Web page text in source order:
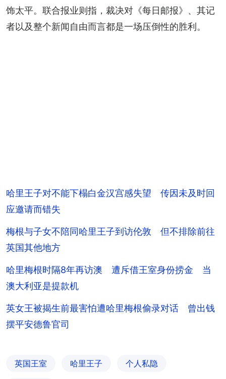
饰太平。联合报业则指，裁决对《每日邮报》、其记
者以及整个新闻自由而言都是一场压倒性的胜利。
哈里王子对不能下榻白金汉宫感失望 传因未及时回
应邀请而错失
梅根与子女不陪同哈里王子到访伦敦 但不排除前往
英国其他地方
哈里梅根时隔8年再访澳 遭斥借王室身份捞金 当
澳大利亚是提款机
英女王被揭生前最害怕遭哈里梅根偷录对话 曾出钱
摆平安德鲁官司
英国王室 哈里王子 个人私隐